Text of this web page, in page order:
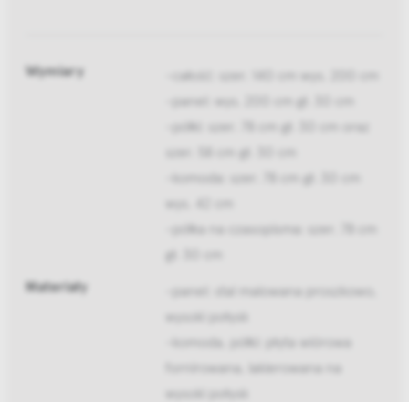
Wymiary
-całość: szer. 140 cm wys. 200 cm
-panel: wys. 200 cm gł. 30 cm
-półki: szer. 78 cm gł. 30 cm oraz
szer. 58 cm gł. 30 cm
-komoda: szer. 78 cm gł. 30 cm
wys. 42 cm
-półka na czasopisma: szer. 78 cm
gł. 30 cm
Materiały
-panel: stal malowana proszkowo,
wysoki połysk
-komoda, półki: płyta wiórowa
fornirowana, lakierowana na
wysoki połysk